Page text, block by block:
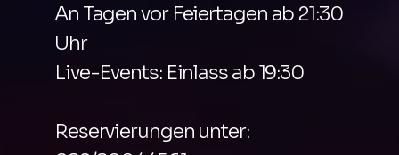
An Tagen vor Feiertagen ab 21:30
Uhr
Live-Events: Einlass ab 19:30
Reservierungen unter: